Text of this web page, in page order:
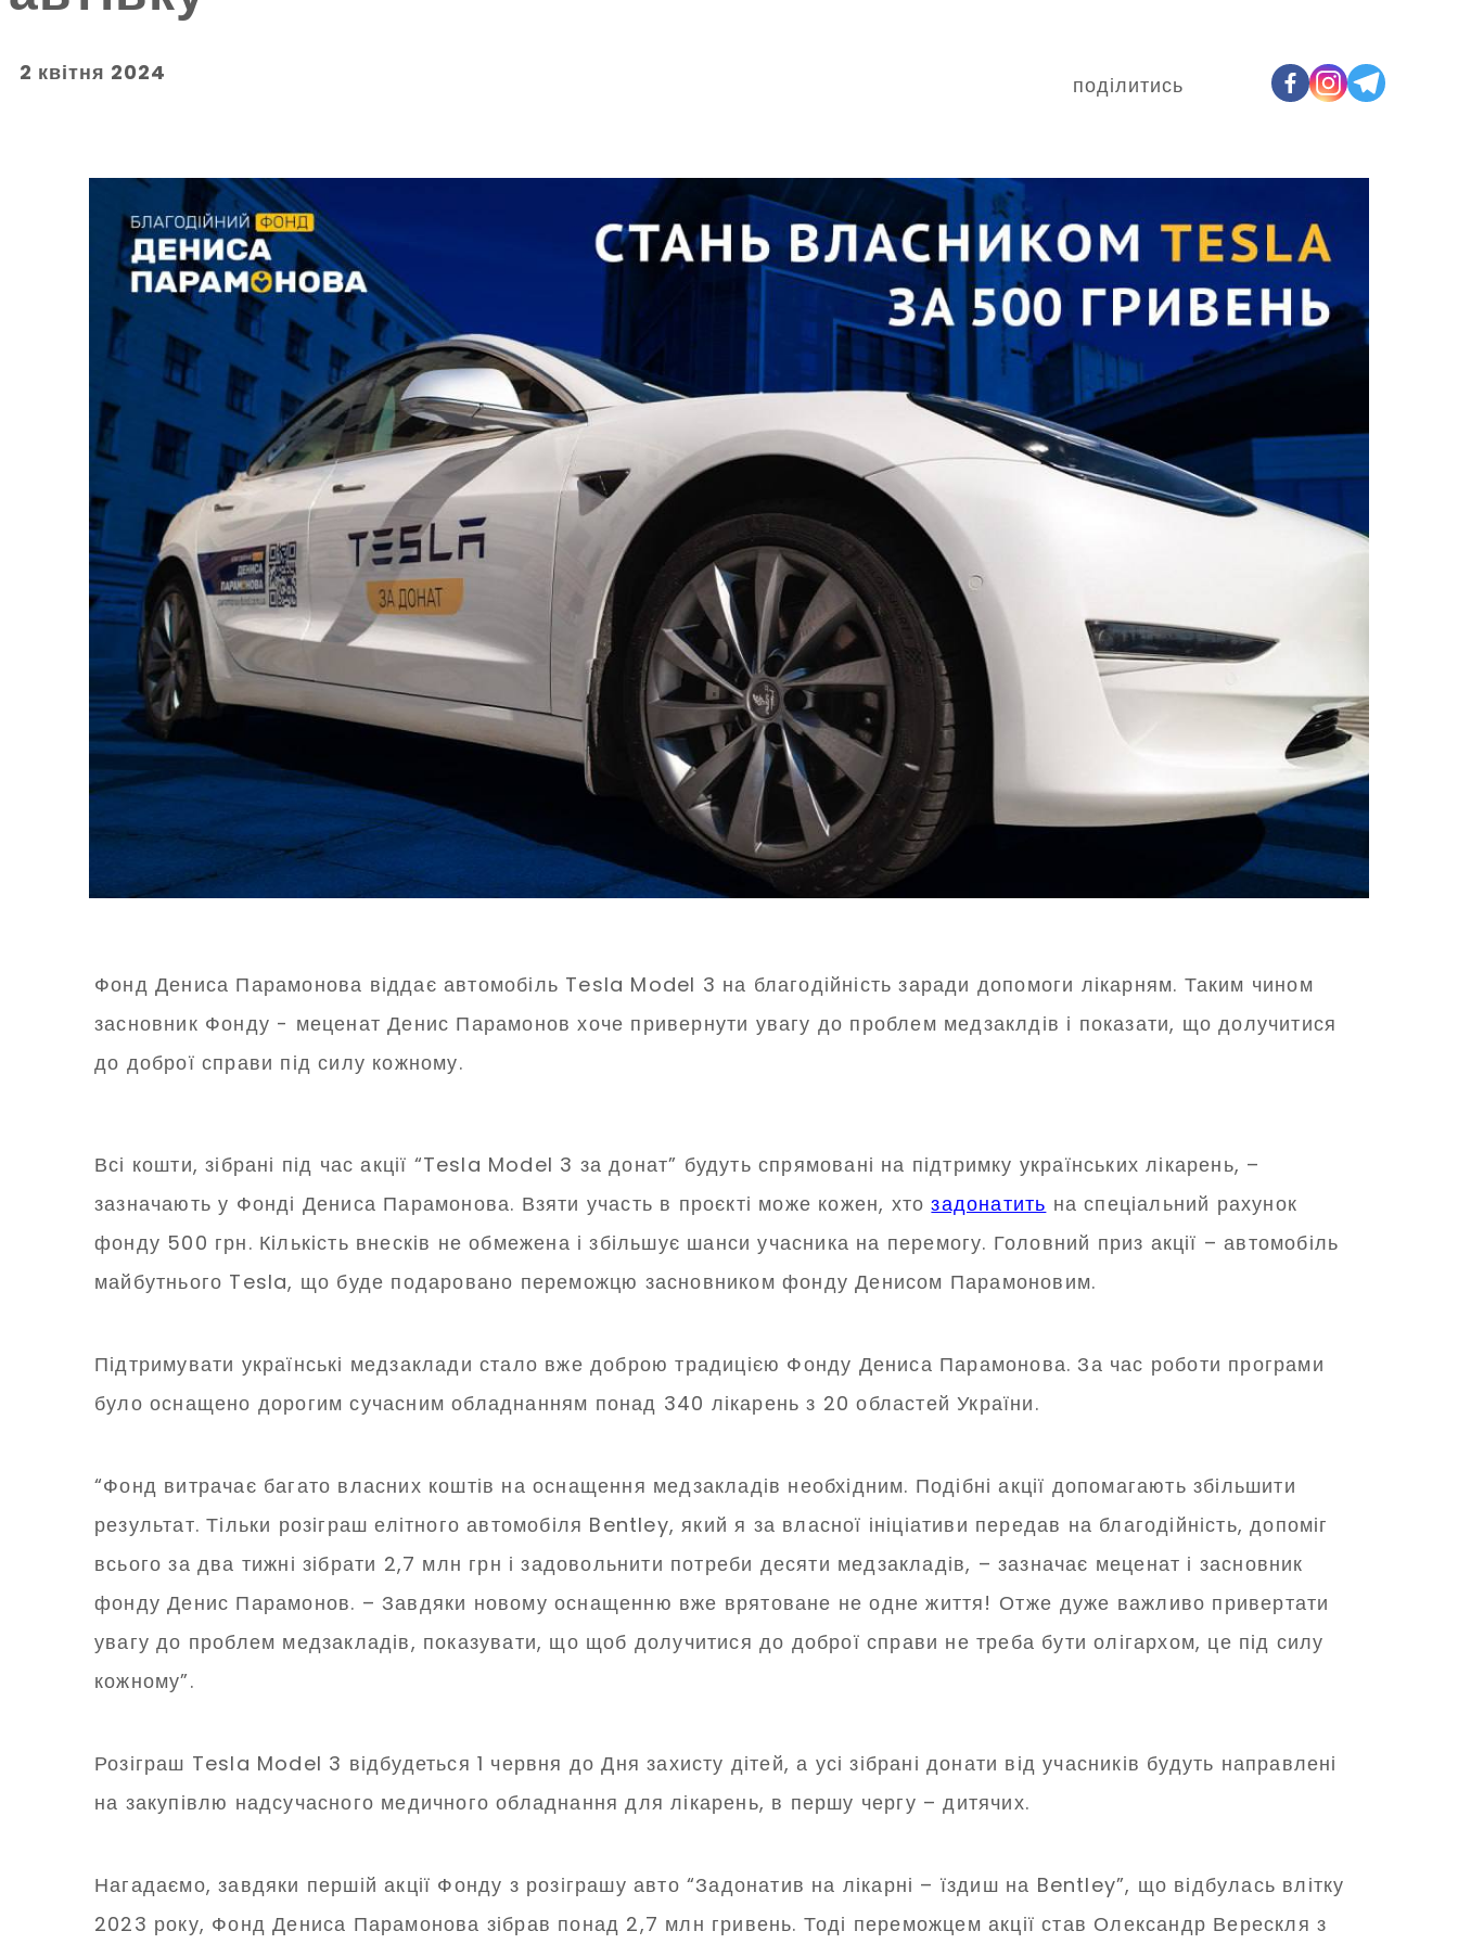
2 квітня 2024 поділитись
Фонд Дениса Парамонова віддає автомобіль Tesla Model 3 на благодійність заради допомоги лікарням. Таким чином
засновник Фонду - меценат Денис Парамонов хоче привернути увагу до проблем медзаклдів і показати, що долучитися
до доброї справи під силу кожному.
Всі кошти, зібрані під час акції “Tesla Model 3 за донат” будуть спрямовані на підтримку українських лікарень, –
зазначають у Фонді Дениса Парамонова. Взяти участь в проєкті може кожен, хтозадонатить на спеціальний рахунок
фонду 500 грн. Кількість внесків не обмежена і збільшує шанси учасника на перемогу. Головний приз акції – автомобіль
майбутнього Tesla, що буде подаровано переможцю засновником фонду Денисом Парамоновим.
Підтримувати українські медзаклади стало вже доброю традицією Фонду Дениса Парамонова. За час роботи програми
було оснащено дорогим сучасним обладнанням понад 340 лікарень з 20 областей України.
“Фонд витрачає багато власних коштів на оснащення медзакладів необхідним. Подібні акції допомагають збільшити
результат. Тільки розіграш елітного автомобіля Bentley, який я за власної ініціативи передав на благодійність, допоміг
всього за два тижні зібрати 2,7 млн грн і задовольнити потреби десяти медзакладів, – зазначає меценат і засновник
фонду Денис Парамонов. – Завдяки новому оснащенню вже врятоване не одне життя! Отже дуже важливо привертати
увагу до проблем медзакладів, показувати, що щоб долучитися до доброї справи не треба бути олігархом, це під силу
кожному”.
Розіграш Tesla Model 3 відбудеться 1 червня до Дня захисту дітей, а усі зібрані донати від учасників будуть направлені
на закупівлю надсучасного медичного обладнання для лікарень, в першу чергу – дитячих.
Нагадаємо, завдяки першій акції Фонду з розіграшу авто “Задонатив на лікарні – їздиш на Bentley”, що відбулась влітку
2023 року, Фонд Дениса Парамонова зібрав понад 2,7 млн гривень. Тоді переможцем акції став Олександр Верескля з